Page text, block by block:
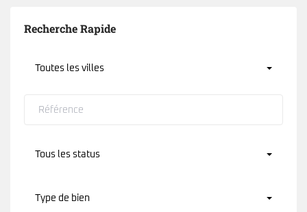
Recherche Rapide
Toutes les villes
Tous les status
Type de bien